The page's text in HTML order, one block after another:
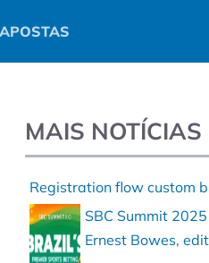
APOSTAS
MAIS NOTÍCIAS
Registration flow custom
SBC Summit
Ernest Bowes,